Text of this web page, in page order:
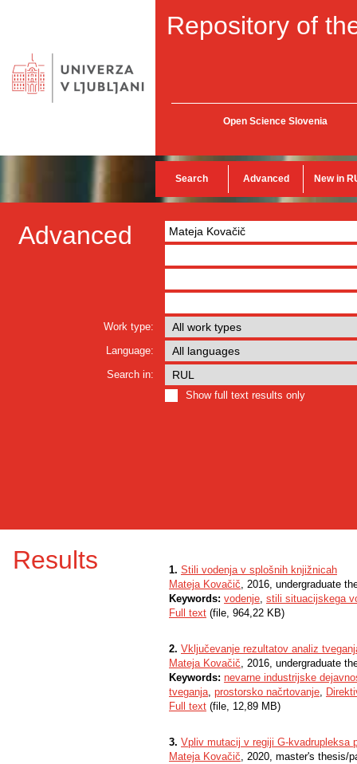
Repository of
Open Science Slovenia
Search Advanced New in
Advanced
Work type:
Language:
Search in:
Show full text results only
Results 1. Stili vodenja v splošnih knjižnicah
Mateja Kovačič, 2016, undergraduate
Keywords: vodenje, stili situacijskega
Full text (file, 964,22 KB)
2. Vključevanje rezultatov analiz
Mateja Kovačič, 2016, undergraduate
Keywords: nevarne industrijske
tveganja, prostorsko načrtovanje,
Full text (file, 12,89 MB)
3. Vpliv mutacij v regiji G-kvadrupleksa
Mateja Kovačič, 2020, master's thesis/